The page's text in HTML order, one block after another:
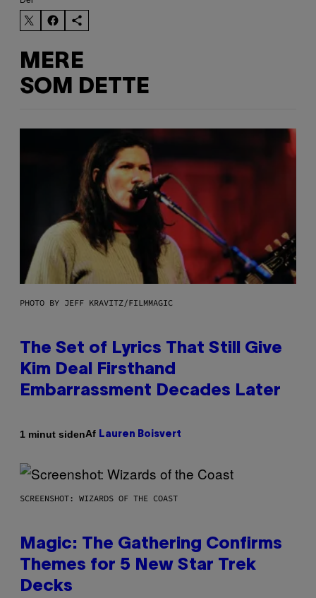
MERE
SOM DETTE
PHOTO BY JEFF KRAVITZ/FILMMAGIC
The Set of Lyrics That Still Give
Kim Deal Firsthand
Embarrassment Decades Later
1 minut sidenAf Lauren Boisvert
SCREENSHOT: WIZARDS OF THE COAST
Magic: The Gathering Confirms
Themes for 5 New Star Trek
Decks